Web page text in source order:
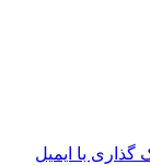
با ایمیل